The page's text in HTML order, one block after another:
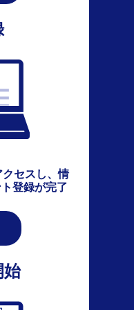
セスし、情
登録が完了
始